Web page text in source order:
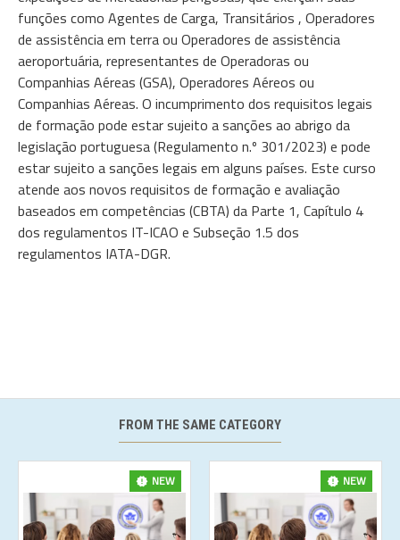
funções como Agentes de Carga, Transitários , Operadores
de assistência em terra ou Operadores de assistência
aeroportuária, representantes de Operadoras ou
Companhias Aéreas (GSA), Operadores Aéreos ou
Companhias Aéreas. O incumprimento dos requisitos legais
de formação pode estar sujeito a sanções ao abrigo da
legislação portuguesa (Regulamento n.º 301/2023) e pode
estar sujeito a sanções legais em alguns países. Este curso
atende aos novos requisitos de formação e avaliação
baseados em competências (CBTA) da Parte 1, Capítulo 4
dos regulamentos IT-ICAO e Subseção 1.5 dos
regulamentos IATA-DGR.
FROM THE SAME CATEGORY
NEW NEW